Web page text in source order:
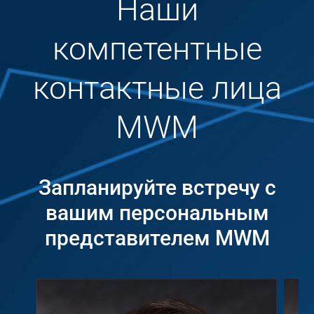
Наши
компетентные
контактные лица
MWM
Запланируйте встречу с
вашим персональным
представителем MWM